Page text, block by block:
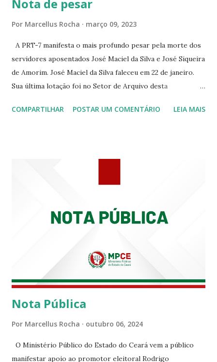
☆CINE VIP CLUBE RUA 24 DE MAIO 825 ☆CINE ECLIPSE
Nota de pesar
Por Marcellus Rocha março 09, 2023
A PRT-7 manifesta o mais profundo pesar pela morte dos
servidores aposentados José Maciel da Silva e José Siqueira
de Amorim. José Maciel da Silva faleceu em 22 de janeiro.
Sua última lotação foi no Setor de Arquivo desta
Siqueira Amorim faleceu em 28 de fevereiro e encerrou a
COMPARTILHAR POSTAR UM COMENTÁRIO LEIA MAIS
Nota Pública
Por Marcellus Rocha outubro 06, 2024
O Ministério Público do Estado do Ceará vem a público
manifestar apoio ao promotor eleitoral Rodrigo